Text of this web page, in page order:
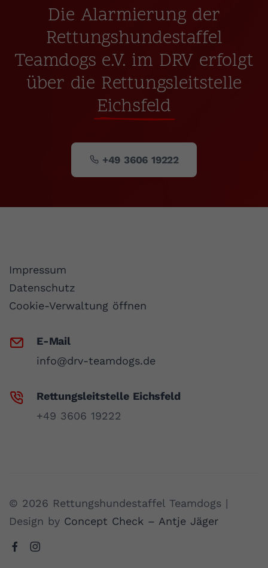
Die Alarmierung der
Rettungshundestaffel
Teamdogs e.V. im DRV erfolgt
über die Rettungsleitstelle
Eichsfeld
+49 3606 19222
Impressum
Datenschutz
Cookie-Verwaltung öffnen
E-Mail
info@drv-teamdogs.de
Rettungsleitstelle Eichsfeld
+49 3606 19222
© 2026 Rettungshundestaffel Teamdogs |
Design by Concept Check – Antje Jäger